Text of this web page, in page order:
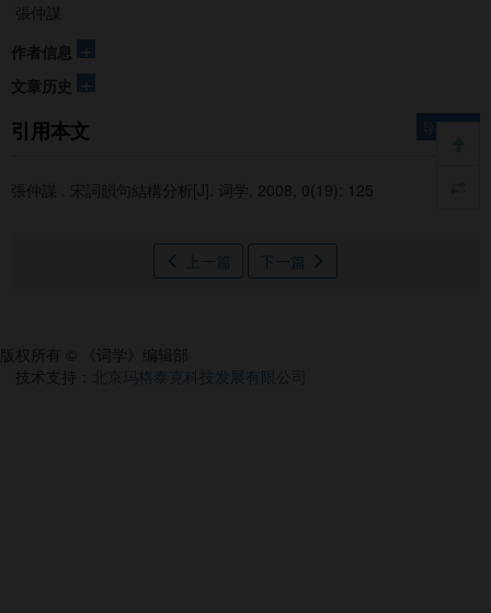
張仲謀
作者信息
文章历史
引用本文 导出引用
張仲謀 . 宋詞韻句結構分析[J]. 词学, 2008, 0(19): 125
上一篇 下一篇
版权所有 © 《词学》编辑部
技术支持：
北京玛格泰克科技发展有限公司